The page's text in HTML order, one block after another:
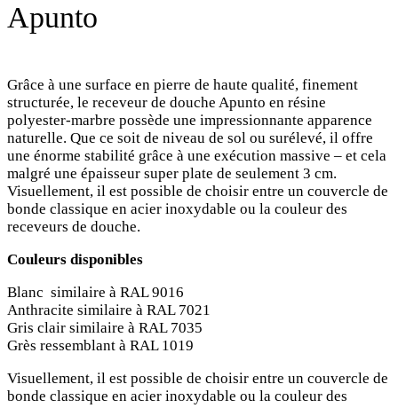
Apunto
Grâce à une surface en pierre de haute qualité, finement
structurée, le receveur de douche Apunto en résine
polyester-marbre possède une impressionnante apparence
naturelle. Que ce soit de niveau de sol ou surélevé, il offre
une énorme stabilité grâce à une exécution massive – et cela
malgré une épaisseur super plate de seulement 3 cm.
Visuellement, il est possible de choisir entre un couvercle de
bonde classique en acier inoxydable ou la couleur des
receveurs de douche.
Couleurs disponibles
Blanc similaire à RAL 9016
Anthracite similaire à RAL 7021
Gris clair similaire à RAL 7035
Grès ressemblant à RAL 1019
Visuellement, il est possible de choisir entre un couvercle de
bonde classique en acier inoxydable ou la couleur des